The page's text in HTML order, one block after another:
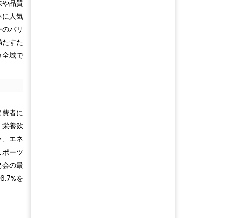
や品質
人気
バリ
すた
域で
者に
養飲
エネ
ーツ
の最
を